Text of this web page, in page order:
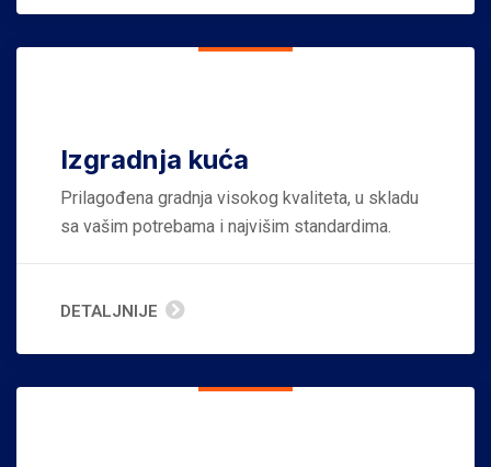
Izgradnja kuća
Prilagođena gradnja visokog kvaliteta, u skladu
sa vašim potrebama i najvišim standardima.
DETALJNIJE